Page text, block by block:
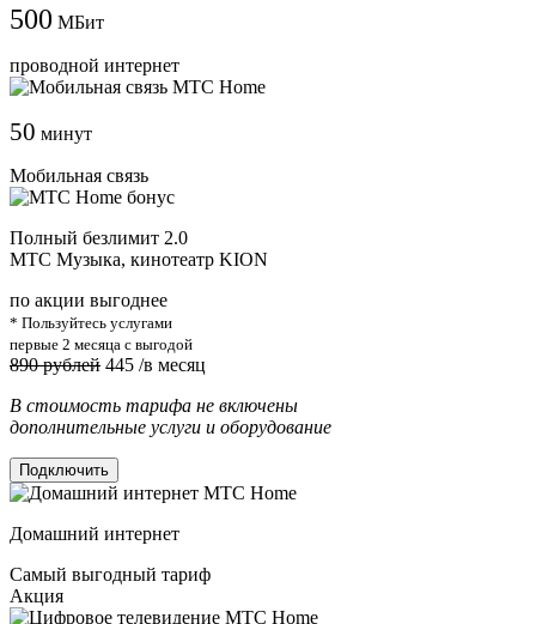
500 МБит
проводной интернет
50 минут
Мобильная связь
Полный безлимит 2.0
МТС Музыка, кинотеатр KION
по акции выгоднее
* Пользуйтесь услугами
первые 2 месяца с выгодой
890 рублей 445 /в месяц
В стоимость тарифа не включены
дополнительные услуги и оборудование
Подключить
Домашний интернет
Самый выгодный тариф
Акция